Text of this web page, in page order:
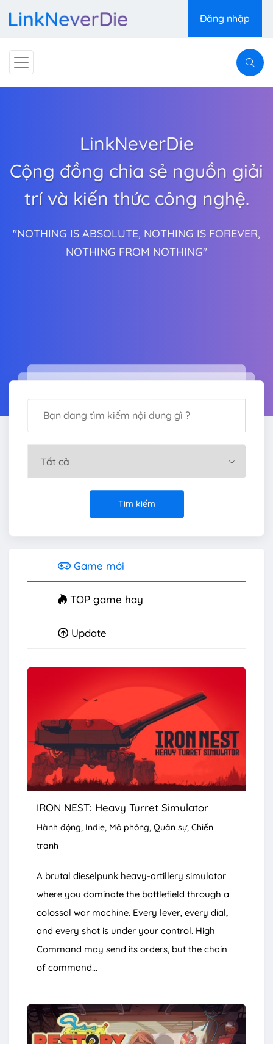
Đăng nhập
LinkNeverDie
Cộng đồng chia sẻ nguồn giải
trí và kiến thức công nghệ.
"NOTHING IS ABSOLUTE, NOTHING IS FOREVER,
NOTHING FROM NOTHING"
Tìm kiếm
Game mới
TOP game hay
Update
IRON NEST: Heavy Turret Simulator
Hành động Indie Mô phỏng Quân sự Chiến
tranh
A brutal dieselpunk heavy-artillery simulator
where you dominate the battlefield through a
colossal war machine. Every lever, every dial,
and every shot is under your control. High
Command may send its orders, but the chain
of command...